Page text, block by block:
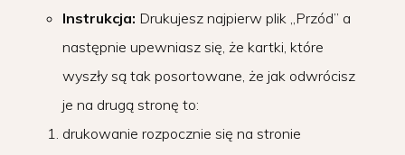
Instrukcja: Drukujesz najpierw plik „Przód” a
następnie upewniasz się, że kartki, które
wyszły są tak posortowane, że jak odwrócisz
je na drugą stronę to:
drukowanie rozpocznie się na stronie